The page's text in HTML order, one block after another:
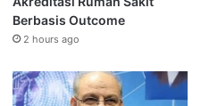
Berbasis Outcome
2 hours ago